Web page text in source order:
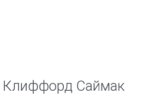
Клиффорд Саймак